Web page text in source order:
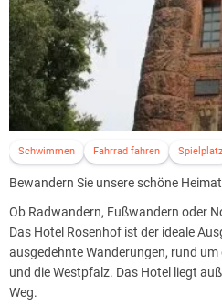
Schwimmen Fahrrad fahren Spielplatz
Bewandern Sie unsere schöne
Ob Radwandern, Fußwandern oder
Das Hotel Rosenhof ist der ideale
ausgedehnte Wanderungen, rund
und die Westpfalz. Das Hotel liegt
Weg.